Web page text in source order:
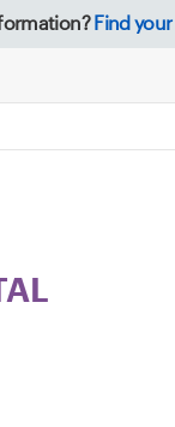
Find